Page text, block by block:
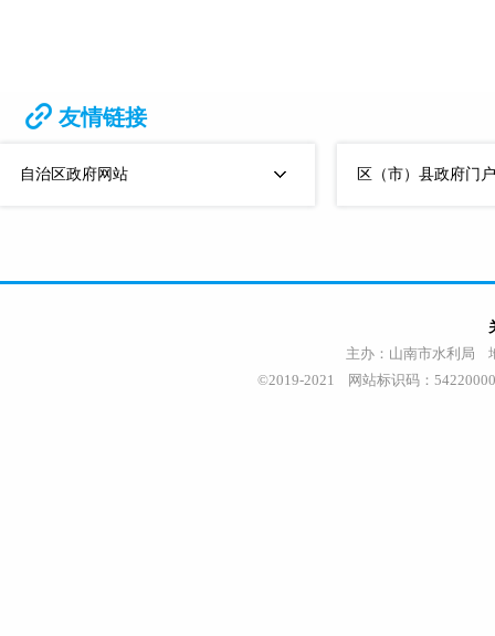
友情链接
自治区政府网站 区（市）县政府门
主办：山南市水利局
©2019-2021 网站标识码：